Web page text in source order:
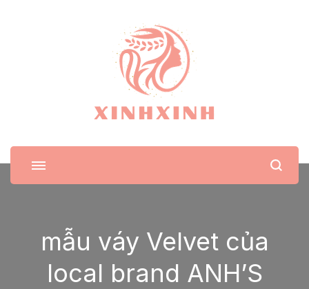
XinhXinh
Trang tin tức cho phái đẹp
mẫu váy Velvet của
local brand ANH’S